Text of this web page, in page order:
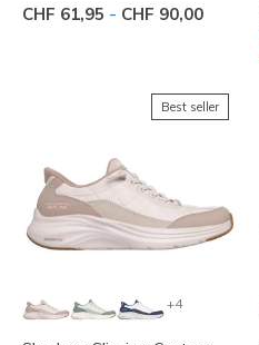
CHF 61,95 - CHF 90,00
Best seller
+4